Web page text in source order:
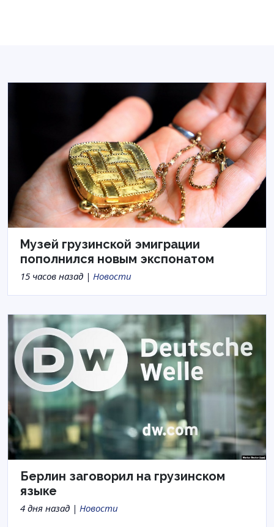
Музей грузинской эмиграции
пополнился новым экспонатом
15 часов назад | Новости
Берлин заговорил на грузинском
языке
4 дня назад | Новости